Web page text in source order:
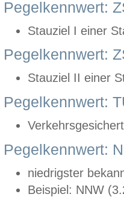
Pegelkennwert:
Stauziel I einer
Pegelkennwert:
Stauziel II einer
Pegelkennwert:
Pegelkennwert:
niedrigster
Beispiel: NNW